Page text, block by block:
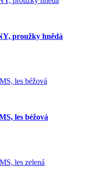
proužky hnědá
les béžová